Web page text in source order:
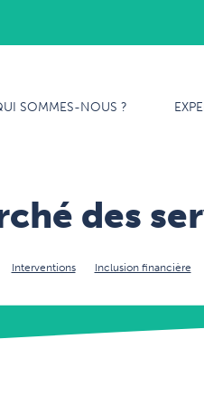
SOMMES-NOUS ?
des
Interventions Inclusion financière
NOTRE